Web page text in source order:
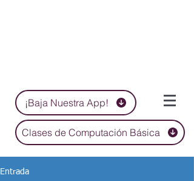
¡Baja Nuestra App!
Clases de Computación Básica
Entrada